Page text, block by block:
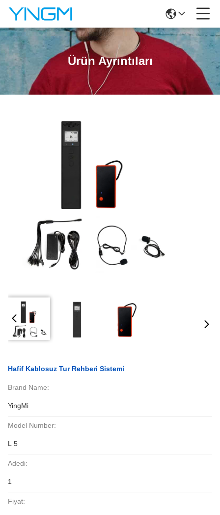
Ürün Ayrıntıları
Hafif Kablosuz Tur Rehberi Sistemi
Brand Name:
YingMi
Model Number:
L 5
Adedi:
1
Fiyat: